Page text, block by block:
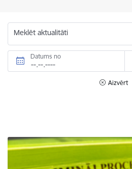
Meklēt aktualitāti
Datums no
Aizvērt